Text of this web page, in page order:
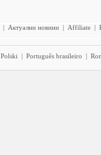
| Актуални новини | Affiliate |
Polski | Português brasileiro |